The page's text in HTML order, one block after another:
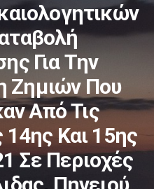
Για Την
Ζημιών Που
Από Τις
Και 15ης
Σε Περιοχές